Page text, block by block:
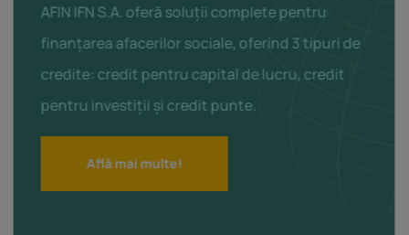
AFIN IFN S.A. oferă soluții complete pentru
finanțarea afacerilor sociale, oferind 3 tipuri de
credite: credit pentru capital de lucru, credit
pentru investiții și credit punte.
Află mai multe!